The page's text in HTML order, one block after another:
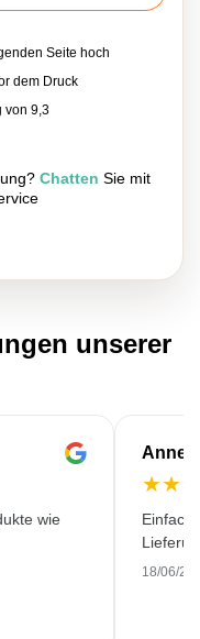
Seite hoch
dem Druck
von 9,3
Chatten Sie mit
unserer
wie
Anne-
★★
18/06/